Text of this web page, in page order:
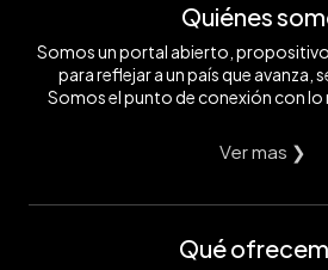
Quiénes
Somos un portal abierto,
para reflejar a un país que avanza,
Somos el punto de conexión con lo
Ver mas ❯
Qué